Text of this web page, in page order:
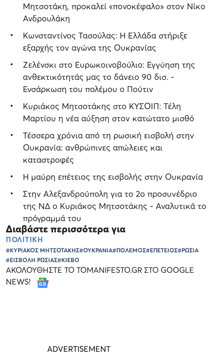
Μητσοτάκη, προκαλεί «πονοκέφαλο» στον Νίκο
Ανδρουλάκη
Κωνσταντίνος Τασούλας: Η Ελλάδα στήριξε
εξαρχής τον αγώνα της Ουκρανίας
Ζελένσκι στο Ευρωκοινοβούλιο: Εγγύηση της
ανθεκτικότητάς μας το δάνειο 90 δισ. -
Ενσάρκωση του πολέμου ο Πούτιν
Κυριάκος Μητσοτάκης στο ΚΥΣΟΙΠ: Τέλη
Μαρτίου η νέα αύξηση στον κατώτατο μισθό
Τέσσερα χρόνια από τη ρωσική εισβολή στην
Ουκρανία: ανθρώπινες απώλειες και
καταστροφές
Η μαύρη επέτειος της εισβολής στην Ουκρανία
Στην Αλεξανδρούπολη για το 2ο προσυνέδριο
της ΝΔ ο Κυριάκος Μητσοτάκης - Αναλυτικά το
πρόγραμμά του
Διαβάστε περισσότερα για
ΠΟΛΙΤΙΚΗ
#ΚΥΡΙΑΚΟΣ ΜΗΤΣΟΤΑΚΗΣ#ΟΥΚΡΑΝΙΑ#ΠΟΛΕΜΟΣ#ΕΠΕΤΕΙΟΣ#ΡΩΣΙΑ
#ΕΙΣΒΟΛΗ ΡΩΣΙΑΣ#ΚΙΕΒΟ
ΑΚΟΛΟΥΘΗΣΤΕ ΤΟ TOMANIFESTO.GR ΣΤΟ GOOGLE
NEWS!